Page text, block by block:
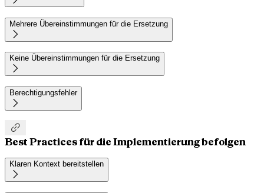
Mehrere Übereinstimmungen für die Ersetzung

Keine Übereinstimmungen für die Ersetzung

Berechtigungsfehler


Best Practices für die Implementierung befolgen
Klaren Kontext bereitstellen
